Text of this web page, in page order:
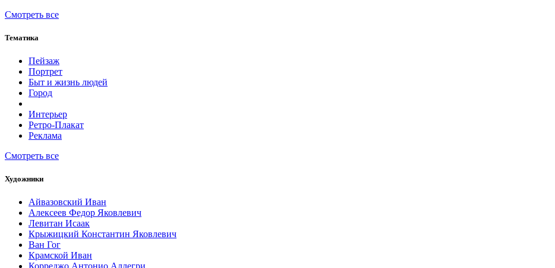
Смотреть все
Тематика
Пейзаж
Портрет
Быт и жизнь людей
Город
Интерьер
Ретро-Плакат
Реклама
Смотреть все
Художники
Айвазовский Иван
Алексеев Федор Яковлевич
Левитан Исаак
Крыжицкий Константин Яковлевич
Ван Гог
Крамской Иван